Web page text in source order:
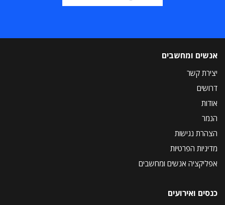
אנשים ומחשבים
יצירת קשר
דרושים
אודות
הנמר
הצהרת נגישות
מדיניות הפרטיות
אפליקציה אנשים ומחשבים
כנסים ואירועים